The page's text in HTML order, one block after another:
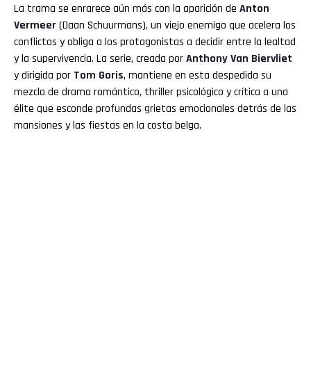
La trama se enrarece aún más con la aparición de Anton
Vermeer(Daan Schuurmans), un viejo enemigo que acelera los
conflictos y obliga a los protagonistas a decidir entre la lealtad
y la supervivencia. La serie, creada porAnthony Van Biervliet
y dirigida por Tom Goris, mantiene en esta despedida su
mezcla de drama romántico, thriller psicológico y crítica a una
élite que esconde profundas grietas emocionales detrás de las
mansiones y las fiestas en la costa belga.